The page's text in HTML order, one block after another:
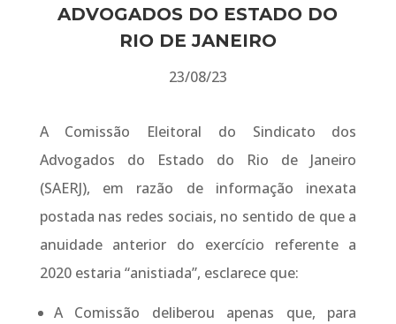
ADVOGADOS DO ESTADO DO
RIO DE JANEIRO
23/08/23
A Comissão Eleitoral do Sindicato dos
Advogados do Estado do Rio de Janeiro
(SAERJ), em razão de informação inexata
postada nas redes sociais, no sentido de que a
anuidade anterior do exercício referente a
2020 estaria “anistiada”, esclarece que:
A Comissão deliberou apenas que, para